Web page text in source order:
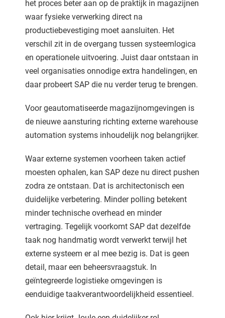
het proces beter aan op de praktijk in magazijnen
waar fysieke verwerking direct na
productiebevestiging moet aansluiten. Het
verschil zit in de overgang tussen systeemlogica
en operationele uitvoering. Juist daar ontstaan in
veel organisaties onnodige extra handelingen, en
daar probeert SAP die nu verder terug te brengen.
Voor geautomatiseerde magazijnomgevingen is
de nieuwe aansturing richting externe warehouse
automation systems inhoudelijk nog belangrijker.
Waar externe systemen voorheen taken actief
moesten ophalen, kan SAP deze nu direct pushen
zodra ze ontstaan. Dat is architectonisch een
duidelijke verbetering. Minder polling betekent
minder technische overhead en minder
vertraging. Tegelijk voorkomt SAP dat dezelfde
taak nog handmatig wordt verwerkt terwijl het
externe systeem er al mee bezig is. Dat is geen
detail, maar een beheersvraagstuk. In
geïntegreerde logistieke omgevingen is
eenduidige taakverantwoordelijkheid essentieel.